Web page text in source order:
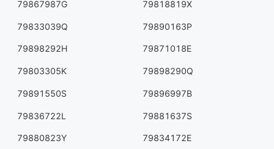
79867987G 79818819X
79833039Q 79890163P
79898292H 79871018E
79803305K 79898290Q
79891550S 79896997B
79836722L 79881637S
79880823Y 79834172E